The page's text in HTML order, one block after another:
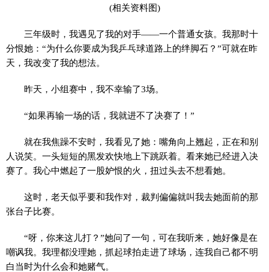
(相关资料图)
三年级时，我遇见了我的对手——一个普通女孩。我那时十
分恨她：“为什么你要成为我乒乓球道路上的绊脚石？”可就在昨
天，我改变了我的想法。
昨天，小组赛中，我不幸输了3场。
“如果再输一场的话，我就进不了决赛了！”
就在我焦躁不安时，我看见了她：嘴角向上翘起，正在和别
人说笑。一头短短的黑发欢快地上下跳跃着。看来她已经进入决
赛了。我心中燃起了一股妒恨的火，扭过头去不想看她。
这时，老天似乎要和我作对，裁判偏偏就叫我去她面前的那
张台子比赛。
“呀，你来这儿打？”她问了一句，可在我听来，她好像是在
嘲讽我。我理都没理她，抓起球拍走进了球场，连我自己都不明
白当时为什么会和她赌气。